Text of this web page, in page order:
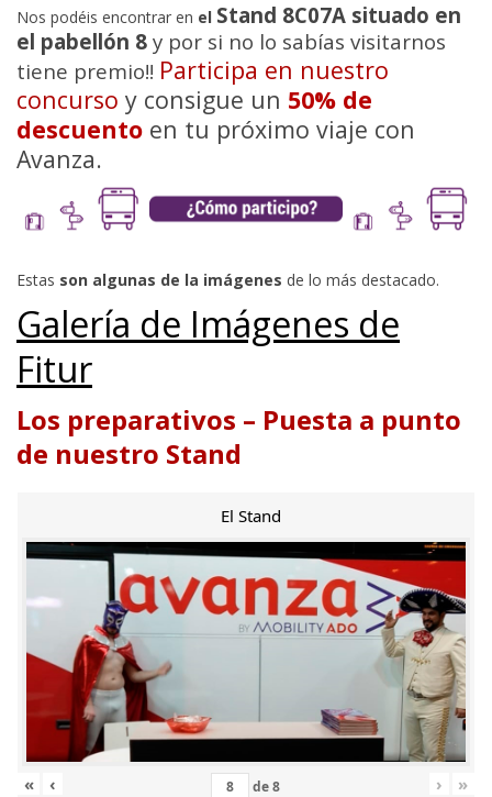
Nos podéis encontrar en el Stand 8C07A situado en
el pabellón 8 y por si no lo sabías visitarnos
tiene premio!! Participa en nuestro
concurso y consigue un 50% de
descuento en tu próximo viaje con
Avanza.
Estas son algunas de la imágenes de lo más destacado.
Galería de Imágenes de
Fitur
Los preparativos – Puesta a punto
de nuestro Stand
El Stand
« ‹ de8 › »